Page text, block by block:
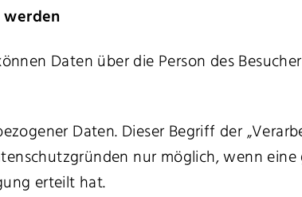
Daten über die Person des
Daten. Dieser Begriff der
nur möglich, wenn
erteilt hat.